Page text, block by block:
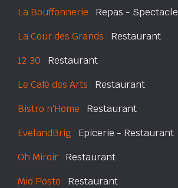
La Bouffonnerie Repas - Spectacle
La Cour des Grands Restaurant
12.30 Restaurant
Le Café des Arts Restaurant
Bistro n'Home Restaurant
EvelandBrig Epicerie - Restaurant
Oh Miroir Restaurant
Mio Posto Restaurant